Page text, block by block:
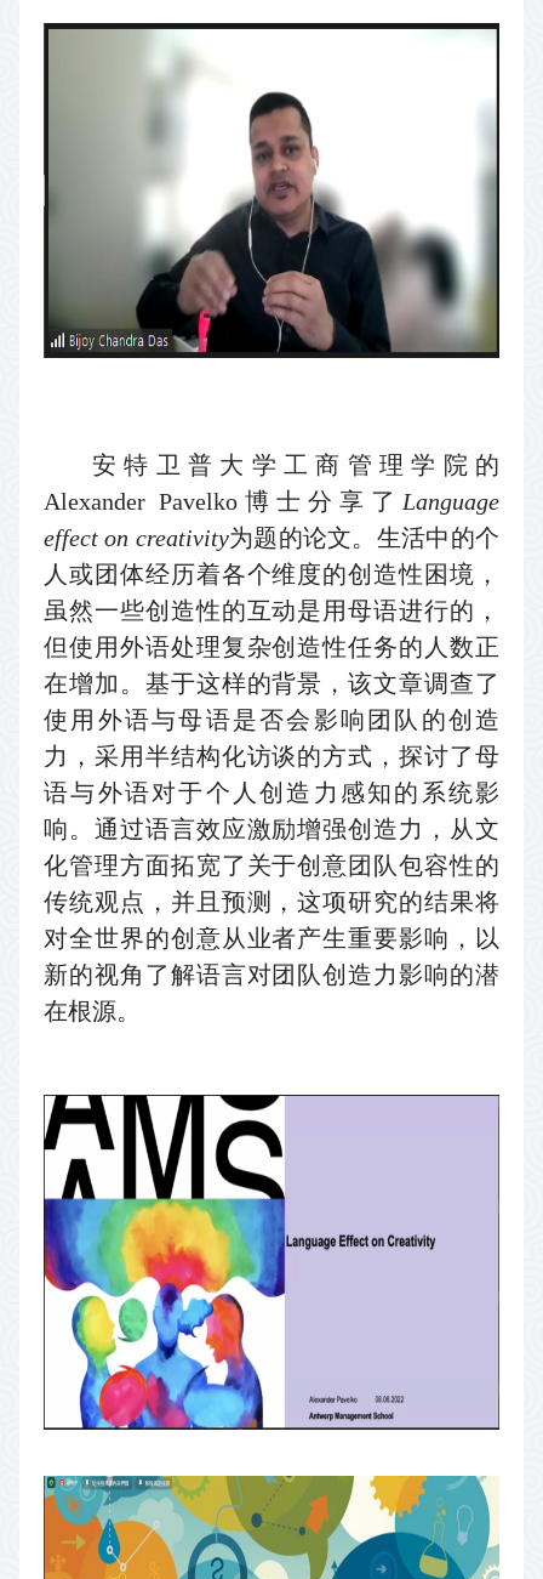
安特卫普大学工商管理学院的
Alexander Pavelko 博士分享了 Language
effect on creativity为题的论文。生活中的个
人或团体经历着各个维度的创造性困境，
虽然一些创造性的互动是用母语进行的，
但使用外语处理复杂创造性任务的人数正
在增加。基于这样的背景，该文章调查了
使用外语与母语是否会影响团队的创造
力，采用半结构化访谈的方式，探讨了母
语与外语对于个人创造力感知的系统影
响。通过语言效应激励增强创造力，从文
化管理方面拓宽了关于创意团队包容性的
传统观点，并且预测，这项研究的结果将
对全世界的创意从业者产生重要影响，以
新的视角了解语言对团队创造力影响的潜
在根源。